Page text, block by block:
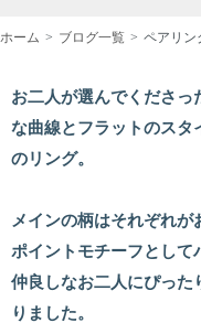
ホーム ブログ一覧 ペアリン
お二人が選んでくださっ
な曲線とフラットのスタ
のリング。
メインの柄はそれぞれ
ポイントモチーフとして
仲良しなお二人にぴった
りました。